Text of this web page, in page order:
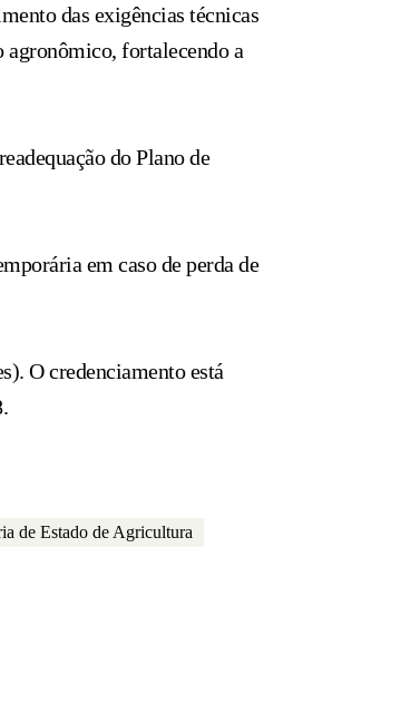
das exigências técnicas
agronômico, fortalecendo a
do Plano de
em caso de perda de
O credenciamento está
de Estado de Agricultura